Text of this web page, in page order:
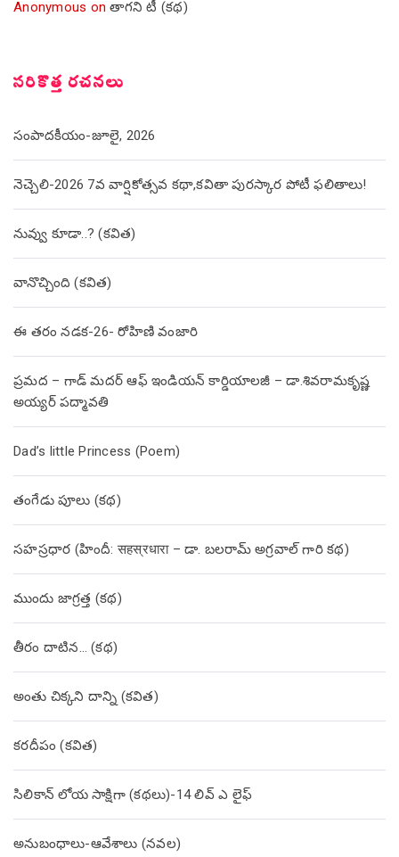
Anonymous onతాగని టీ (కథ)
సరికొత్త రచనలు
సంపాదకీయం-జూలై, 2026
నెచ్చెలి-2026 7వ వార్షికోత్సవ కథా,కవితా పురస్కార పోటీ ఫలితాలు!
నువ్వు కూడా..? (కవిత)
వానొచ్చింది (కవిత)
ఈ తరం నడక-26- రోహిణి వంజారి
ప్రమద – గాడ్ మదర్ ఆఫ్ ఇండియన్ కార్డియాలజీ – డా.శివరామకృష్ణ
అయ్యర్ పద్మావతి
Dad’s little Princess (Poem)
తంగేడు పూలు (క‌థ‌)
సహస్రధార (హిందీ: सहस्रधारा – డా. బలరామ్ అగ్రవాల్ గారి కథ)
ముందు జాగ్రత్త (క‌థ‌)
తీరం దాటిన… (క‌థ‌)
అంతు చిక్కని దాన్ని (కవిత)
కరదీపం (కవిత)
సిలికాన్ లోయ సాక్షిగా (కథలు)-14 లివ్ ఎ లైఫ్
అనుబంధాలు-ఆవేశాలు (నవల)